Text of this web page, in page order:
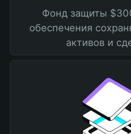
Фонд защиты
обеспечения
активов и